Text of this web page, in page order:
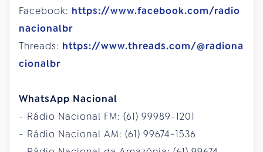
Facebook: https://www.facebook.com/radio
nacionalbr
Threads: https://www.threads.com/@radiona
cionalbr
WhatsApp Nacional
- Rádio Nacional FM: (61) 99989-1201
- Rádio Nacional AM: (61) 99674-1536